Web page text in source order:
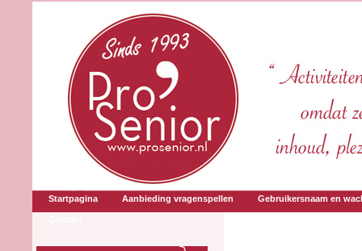
Startpagina Aanbieding vragenspellen Gebruikersnaam en